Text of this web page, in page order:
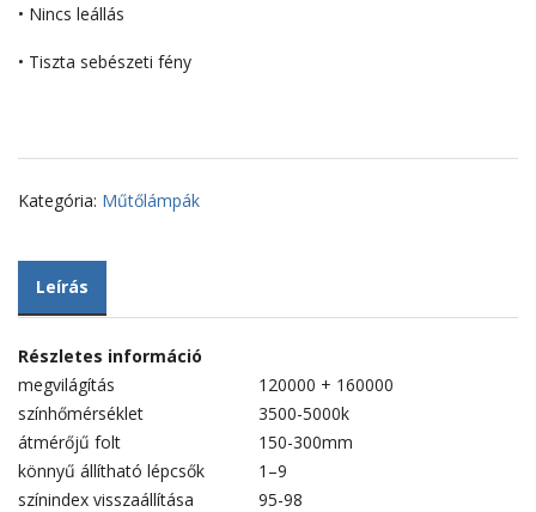
• Nincs leállás
• Tiszta sebészeti fény
Kategória: Műtőlámpák
Leírás
Részletes információ
megvilágítás
120000 + 160000
színhőmérséklet
3500-5000k
átmérőjű folt
150-300mm
könnyű állítható lépcsők
1–9
színindex visszaállítása
95-98